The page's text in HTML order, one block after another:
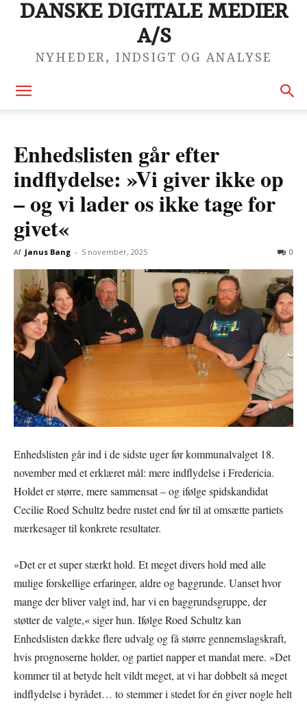
DANSKE DIGITALE MEDIER
A/S
NYHEDER, INDSIGT OG ANALYSE
Enhedslisten går efter
indflydelse: »Vi giver ikke op
– og vi lader os ikke tage for
givet«
Af Janus Bang - 5 november, 2025 0
Enhedslisten går ind i de sidste uger før kommunalvalget 18.
november med et erklæret mål: mere indflydelse i Fredericia.
Holdet er større, mere sammensat – og ifølge spidskandidat
Cecilie Roed Schultz bedre rustet end før til at omsætte partiets
mærkesager til konkrete resultater.
»Det er et super stærkt hold. Et meget divers hold med alle
mulige forskellige erfaringer, aldre og baggrunde. Uanset hvor
mange der bliver valgt ind, har vi en baggrundsgruppe, der
støtter de valgte,« siger hun. Ifølge Roed Schultz kan
Enhedslisten dække flere udvalg og få større gennemslagskraft,
hvis prognoserne holder, og partiet napper et mandat mere. »Det
kommer til at betyde helt vildt meget, at vi har dobbelt så meget
indflydelse i byrådet… to stemmer i stedet for én giver nogle helt